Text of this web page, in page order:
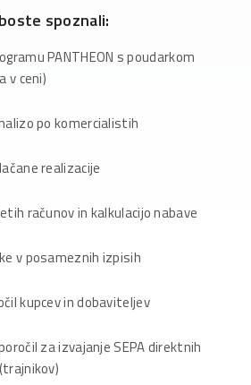
spoznali:
PANTHEON s poudarkom
v ceni)
po komercialistih
realizacije
računov in kalkulacijo nabave
v posameznih izpisih
kupcev in dobaviteljev
za izvajanje SEPA direktnih